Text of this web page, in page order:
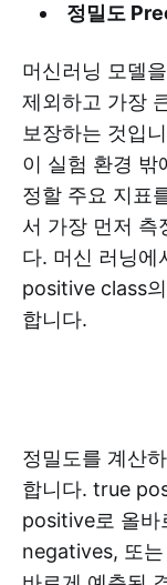
정밀도
머신러닝 모델
제외하고 가장
보장하는 것입
이 실험 환경 밖
정할 주요 지표
서 가장 먼저 측
다. 머신 러닝에
positive class
합니다.
정밀도를 계산
합니다. true
positive로 올바
negatives, 또